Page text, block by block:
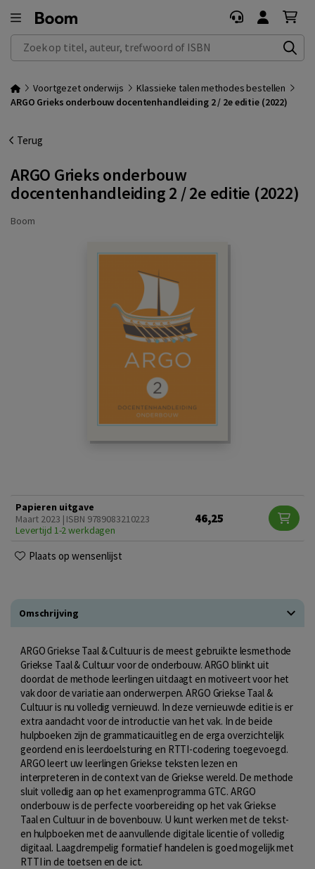
Zoek op titel, auteur, trefwoord of ISBN
Voortgezet onderwijs
Klassieke talen methodes bestellen
ARGO Grieks onderbouw docentenhandleiding 2 / 2e editie (2022)
Terug
ARGO Grieks onderbouw
docentenhandleiding 2 / 2e editie (2022)
Boom
Papieren uitgave
Maart 2023 | ISBN 9789083210223
Levertijd 1-2 werkdagen
46,25
Plaats op wensenlijst
Omschrijving
ARGO Griekse Taal & Cultuur is de meest gebruikte lesmethode
Griekse Taal & Cultuur voor de onderbouw. ARGO blinkt uit
doordat de methode leerlingen uitdaagt en motiveert voor het
vak door de variatie aan onderwerpen. ARGO Griekse Taal &
Cultuur is nu volledig vernieuwd. In deze vernieuwde editie is er
extra aandacht voor de introductie van het vak. In de beide
hulpboeken zijn de grammaticauitleg en de erga overzichtelijk
geordend en is leerdoelsturing en RTTI-codering toegevoegd.
ARGO leert uw leerlingen Griekse teksten lezen en
interpreteren in de context van de Griekse wereld. De methode
sluit volledig aan op het examenprogramma GTC. ARGO
onderbouw is de perfecte voorbereiding op het vak Griekse
Taal en Cultuur in de bovenbouw. U kunt werken met de tekst-
en hulpboeken met de aanvullende digitale licentie of volledig
digitaal. Laagdrempelig formatief handelen is goed mogelijk met
RTTI in de toetsen en de ict.